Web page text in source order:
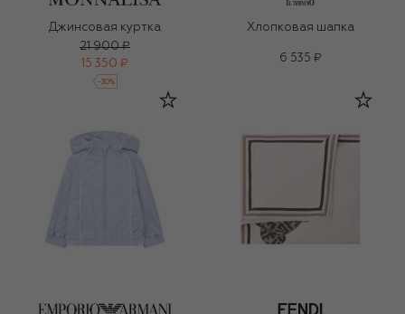
Джинсовая куртка
21 900 ₽
15 350 ₽
-30%
Хлопковая шапка
6 535 ₽